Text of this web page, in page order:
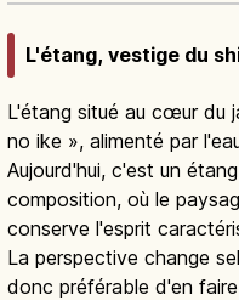
L'étang, vestige du
L'étang situé au cœur du
no ike », alimenté par
Aujourd'hui, c'est un
composition, où le
conserve l'esprit
La perspective change
donc préférable d'en